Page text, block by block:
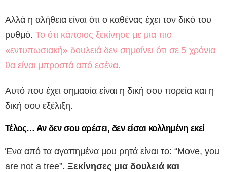
Αλλά η αλήθεια είναι ότι ο καθένας έχει τον δικό του
ρυθμό. Το ότι κάποιος ξεκίνησε με μια πιο
«εντυπωσιακή» δουλειά δεν σημαίνει ότι σε 5 χρόνια
θα είναι μπροστά από εσένα.
Αυτό που έχει σημασία είναι η δική σου πορεία και η
δική σου εξέλιξη.
Τέλος… Αν δεν σου αρέσει, δεν είσαι κολλημένη εκεί
Ένα από τα αγαπημένα μου ρητά είναι το: “Move, you
are not a tree”. Ξεκίνησες μια δουλειά και